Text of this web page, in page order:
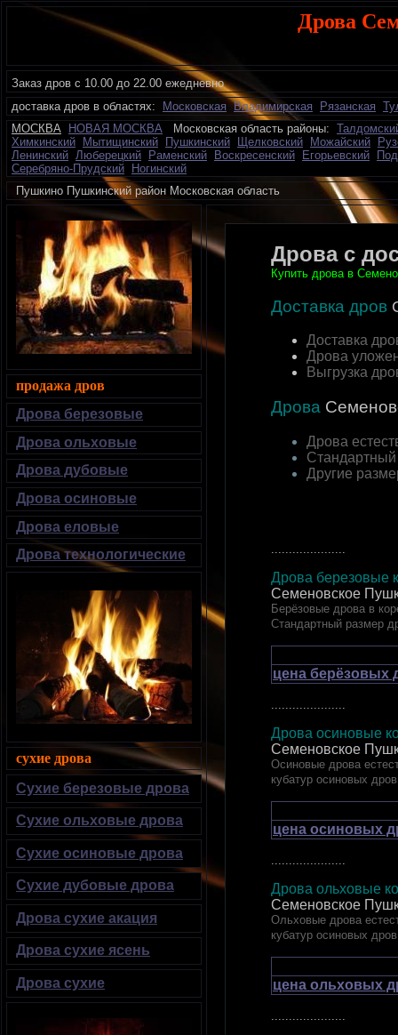
Дрова
Заказ дров с 10.00 до 22.00 ежедневно
доставка дров в областях:
Московская Владимирская Рязанская
МОСКВА
НОВАЯ МОСКВА Московская область районы:
Химкинский
Мытищинский Пушкинский Щелковский Можайский
Ленинский Люберецкий Раменский Воскресенский Егорьевский
Серебряно-Прудский
Ногинский
Пушкино Пушкинский район Московская область
Дрова с
Купить дрова в
Доставка дров
Доставка
Дрова
Выгрузка
Дрова
Дрова
Другие
Дрова березовые
Семеновское
Берёзовые дрова в
Стандартный размер
цена берёзовых
Дрова осиновые
Семеновское
Осиновые дрова
кубатур осиновых
цена осиновых
Дрова ольховые
Семеновское
Ольховые дрова
кубатур осиновых
цена ольховых
продажа дров
Дрова березовые
Дрова ольховые
Дрова дубовые
Дрова осиновые
Дрова еловые
Дрова технологические
сухие дрова
Сухие березовые дрова
Сухие ольховые дрова
Сухие осиновые дрова
Сухие дубовые дрова
Дрова сухие акация
Дрова сухие ясень
Дрова сухие